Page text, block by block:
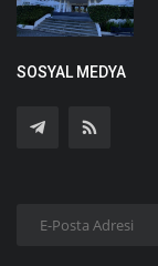
SOSYAL MEDYA